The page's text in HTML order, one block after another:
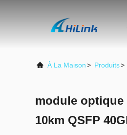
À La Maison> Produits>
module
10km QSFP